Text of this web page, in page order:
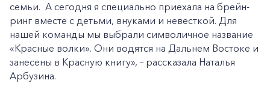
семьи. А сегодня я специально приехала на брейн-
ринг вместе с детьми, внуками и невесткой. Для
нашей команды мы выбрали символичное название
«Красные волки». Они водятся на Дальнем Востоке и
занесены в Красную книгу», – рассказала Наталья
Арбузина.